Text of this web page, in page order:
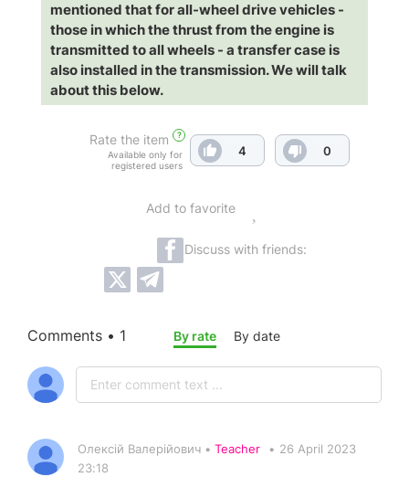
mentioned that for all-wheel drive vehicles -
those in which the thrust from the engine is
transmitted to all wheels - a transfer case is
also installed in the transmission. We will talk
about this below.
Rate the item ?
Available only for
registered users
4 0
Add to favorite
Discuss with friends:
Comments • 1 By rate By date
Олексій Валерійович • Teacher • 26 April 2023
23:18